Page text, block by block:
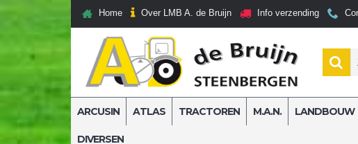
Home Over LMB A. de Bruijn Info verzending
ARCUSIN ATLAS TRACTOREN M.A.N. LANDBOUW
DIVERSEN
Home Voertuigtechniek